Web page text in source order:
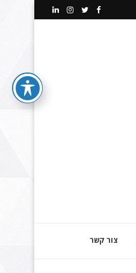
צור קשר